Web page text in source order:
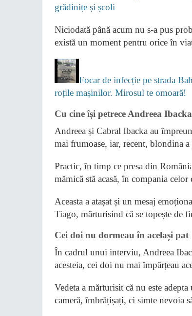
grădinițe și școli
Niciodată până acum nu s-a pus
există un moment pentru orice în
Focar de infecție pe strada
roțile mașinilor. Mirosul te omoară!
Cu cine își petrece Andreea
Andreea și Cabral Ibacka au
mai frumoase, iar, recent, blondina
Practic, în timp ce presa din
mămică stă acasă, în compania
Aceasta a atașat și un mesaj
Tiago, mărturisind că se topește de
Cei doi nu dormeau în același pat
În cadrul unui interviu, Andreea
acesteia, cei doi nu mai împărțeau
Vedeta a mărturisit că nu este
cameră, îmbrățișați, ci simte nevoia